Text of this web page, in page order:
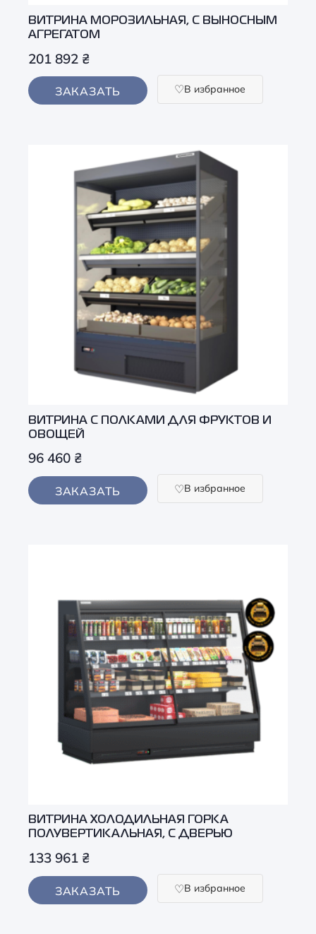
ВИТРИНА МОРОЗИЛЬНАЯ, С ВЫНОСНЫМ
АГРЕГАТОМ
201 892 ₴
ЗАКАЗАТЬ В избранное
ВИТРИНА С ПОЛКАМИ ДЛЯ ФРУКТОВ И
ОВОЩЕЙ
96 460 ₴
ЗАКАЗАТЬ В избранное
ВИТРИНА ХОЛОДИЛЬНАЯ ГОРКА
ПОЛУВЕРТИКАЛЬНАЯ, С ДВЕРЬЮ
133 961 ₴
ЗАКАЗАТЬ В избранное